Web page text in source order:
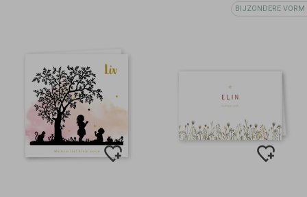
BIJZONDERE VORM